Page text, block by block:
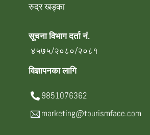
रुद्र खड्का
सूचना विभाग दर्ता नं.
४५७५/२०८०/२०८१
विज्ञापनका लागि
9851076362
marketing@tourismface.com